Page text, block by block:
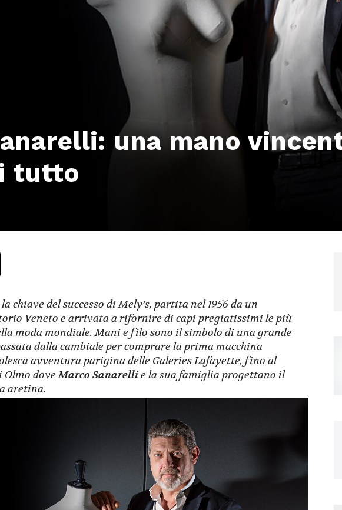
una mano
tutto
chiave del successo di Mely’s, partita nel 1956 da un
Veneto e arrivata a rifornire di capi pregiatissimi le più
moda mondiale. Mani e filo sono il simbolo di una grande
dalla cambiale per comprare la prima macchina
avventura parigina delle Galeries Lafayette, fino al
doveMarco Sanarellie la sua famiglia progettano il
aretina.